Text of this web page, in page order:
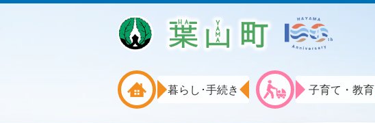
暮らし･手続き 子育て・教育